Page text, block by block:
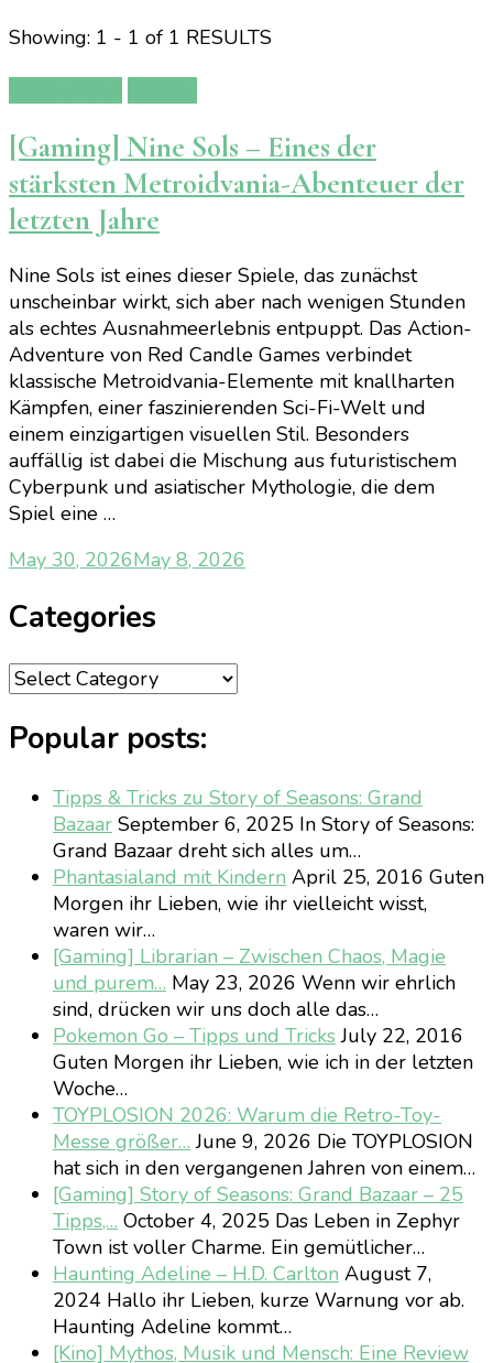
Showing: 1 - 1 of 1 RESULTS
[Gaming] Nine Sols – Eines der
stärksten Metroidvania-Abenteuer der
letzten Jahre
Nine Sols ist eines dieser Spiele, das zunächst
unscheinbar wirkt, sich aber nach wenigen Stunden
als echtes Ausnahmeerlebnis entpuppt. Das Action-
Adventure von Red Candle Games verbindet
klassische Metroidvania-Elemente mit knallharten
Kämpfen, einer faszinierenden Sci-Fi-Welt und
einem einzigartigen visuellen Stil. Besonders
auffällig ist dabei die Mischung aus futuristischem
Cyberpunk und asiatischer Mythologie, die dem
Spiel eine …
May 30, 2026May 8, 2026
Categories
Categories
Popular posts:
Tipps & Tricks zu Story of Seasons: Grand
Bazaar September 6, 2025 In Story of Seasons:
Grand Bazaar dreht sich alles um…
Phantasialand mit Kindern April 25, 2016 Guten
Morgen ihr Lieben, wie ihr vielleicht wisst,
waren wir…
[Gaming] Librarian – Zwischen Chaos, Magie
und purem… May 23, 2026 Wenn wir ehrlich
sind, drücken wir uns doch alle das…
Pokemon Go – Tipps und TricksJuly 22, 2016
Guten Morgen ihr Lieben, wie ich in der letzten
Woche…
TOYPLOSION 2026: Warum die Retro-Toy-
Messe größer… June 9, 2026 Die TOYPLOSION
hat sich in den vergangenen Jahren von einem…
[Gaming] Story of Seasons: Grand Bazaar – 25
Tipps,… October 4, 2025 Das Leben in Zephyr
Town ist voller Charme. Ein gemütlicher…
Haunting Adeline – H.D. Carlton August 7,
2024 Hallo ihr Lieben, kurze Warnung vor ab.
Haunting Adeline kommt…
[Kino] Mythos, Musik und Mensch: Eine Review